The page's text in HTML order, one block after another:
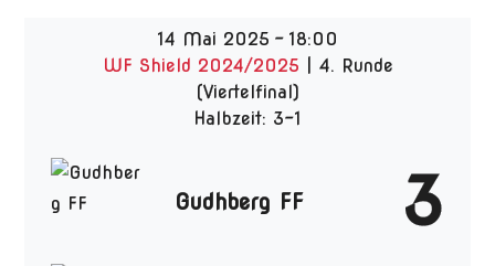
14 Mai 2025 - 18:00
WF Shield 2024/2025
| 4. Runde
(Viertelfinal)
Halbzeit: 3-1
Gudhberg FF 3